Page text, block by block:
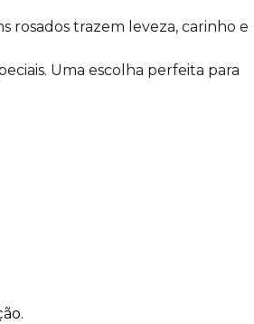
rosados trazem leveza, carinho e
Uma escolha perfeita para